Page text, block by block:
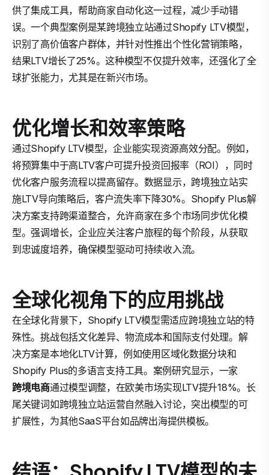
供了集成工具，帮助商家自动化这一过程，减少手动错
误。一个典型案例是某跨境独立站通过Shopify LTV模型，
识别了高价值客户群体，并针对性推出个性化营销策略，
结果LTV增长了25%。这种模型不仅提升效率，还强化了全
球扩张能力，尤其是在新兴市场。
优化增长和效率策略
通过Shopify LTV模型，企业能实现资源高效分配。例如，
将预算集中于高LTV客户可提升投资回报率（ROI），同时
优化客户服务流程以提高留存。数据显示，跨境独立站实
施LTV导向策略后，客户流失率下降30%。Shopify Plus解
决方案支持跨渠道整合，允许商家在多个市场同步优化模
型。强调增长，企业应关注客户旅程的每个阶段，从获取
到忠诚度培养，确保模型驱动可持续收入流。
全球化视角下的应用挑战
在全球化背景下，Shopify LTV模型需适应跨境独立站的特
殊性。挑战包括文化差异、物流成本和国际支付处理。解
决方案是本地化LTV计算，例如使用区域化数据分块和
Shopify Plus的多语言支持工具。案例研究显示，一家
跨境电商通过模型调整，在欧美市场实现LTV提升18%。长
尾关键词如跨境独立站运营自然融入讨论，突出模型的可
扩展性，为其他SaaS平台如品牌出海提供模板。